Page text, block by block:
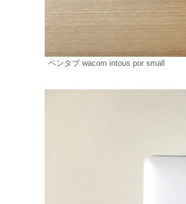
ペンタブ wacom intous por small